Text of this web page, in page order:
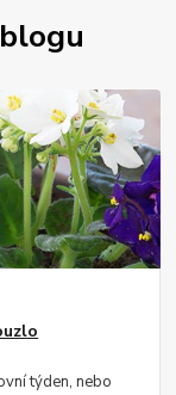
týden, nebo